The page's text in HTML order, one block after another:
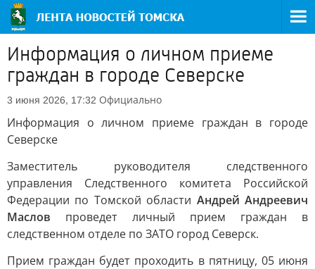
Информация о личном приеме
граждан в городе Северске
3 июня 2026, 17:32 Официально
Информация о личном приеме граждан в городе
Северске
Заместитель руководителя следственного
управления Следственного комитета Российской
Федерации по Томской области Андрей Андреевич
Маслов проведет личный прием граждан в
следственном отделе по ЗАТО город Северск.
Прием граждан будет проходить в пятницу, 05 июня